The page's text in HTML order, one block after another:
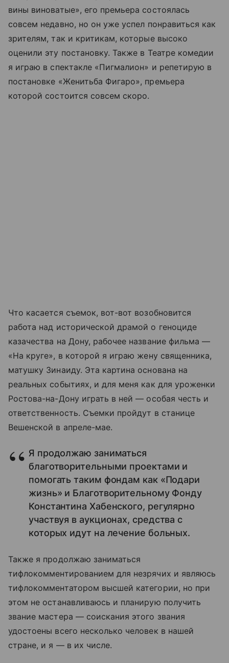
вины виноватые», его премьера состоялась
совсем недавно, но он уже успел понравиться как
зрителям, так и критикам, которые высоко
оценили эту постановку. Также в Театре комедии
я играю в спектакле «Пигмалион» и репетирую в
постановке «Женитьба Фигаро», премьера
которой состоится совсем скоро.
Что касается съемок, вот-вот возобновится
работа над исторической драмой о геноциде
казачества на Дону, рабочее название фильма —
«На круге», в которой я играю жену священника,
матушку Зинаиду. Эта картина основана на
реальных событиях, и для меня как для уроженки
Ростова-на-Дону играть в ней — особая честь и
ответственность. Съемки пройдут в станице
Вешенской в апреле-мае.
Я продолжаю заниматься
благотворительными проектами и
помогать таким фондам как «Подари
жизнь» и Благотворительному Фонду
Константина Хабенского, регулярно
участвуя в аукционах, средства с
которых идут на лечение больных.
Также я продолжаю заниматься
тифлокомментированием для незрячих и являюсь
тифлокомментатором высшей категории, но при
этом не останавливаюсь и планирую получить
звание мастера — соискания этого звания
удостоены всего несколько человек в нашей
стране, и я — в их числе.